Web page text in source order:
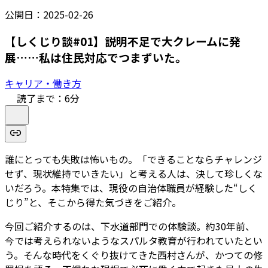
公開日： 2025-02-26
【しくじり談#01】説明不足で大クレームに発
展……私は住民対応でつまずいた。
キャリア・働き方
読了まで： 6分
誰にとっても失敗は怖いもの。「できることならチャレンジ
せず、現状維持でいきたい」と考える人は、決して珍しくな
いだろう。本特集では、現役の自治体職員が経験した“しく
じり”と、そこから得た気づきをご紹介。
今回ご紹介するのは、下水道部門での体験談。約30年前、
今では考えられないようなスパルタ教育が行われていたとい
う。そんな時代をくぐり抜けてきた西村さんが、かつての修